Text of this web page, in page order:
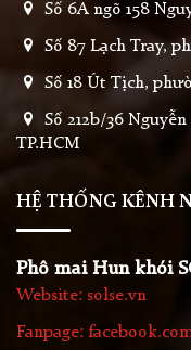
Số 6A ngõ 158
Số 87 Lạch Tray,
Số 18 Út Tịch,
Số 212b/36
TP.HCM
HỆ THỐNG KÊNH
Phô mai Hun khói
Website: solse.vn
Fanpage: